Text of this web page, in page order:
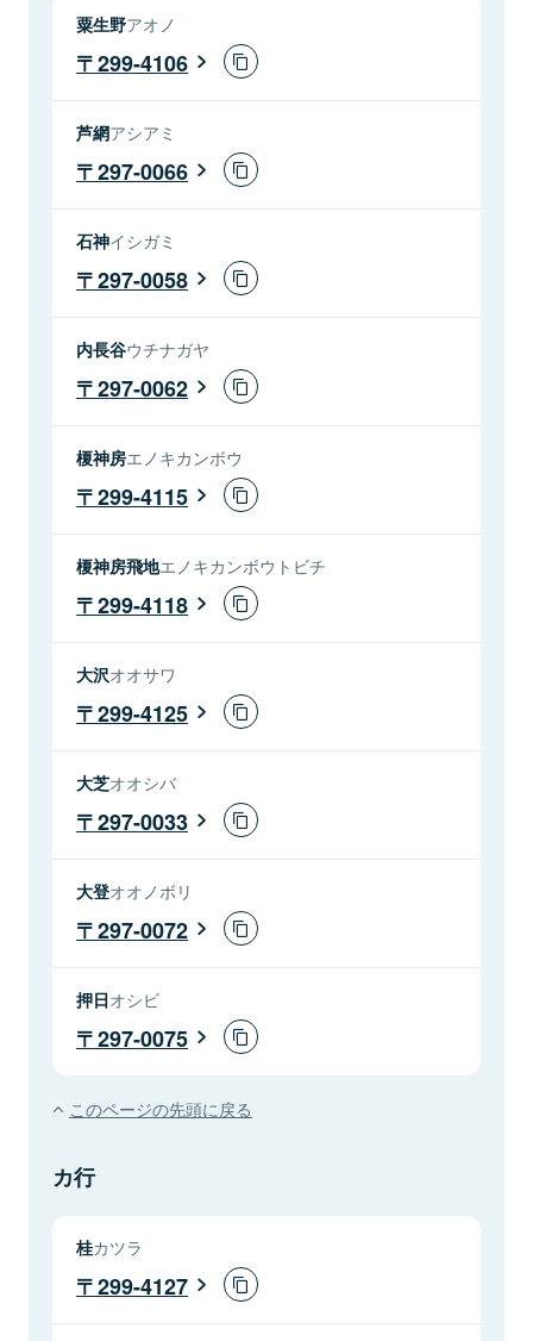
粟生野アオノ
299-4106
芦網アシアミ
297-0066
石神イシガミ
297-0058
内長谷ウチナガヤ
297-0062
榎神房エノキカンボウ
299-4115
榎神房飛地エノキカンボウトビチ
299-4118
大沢オオサワ
299-4125
大芝オオシバ
297-0033
大登オオノボリ
297-0072
押日オシビ
297-0075
このページの先頭に戻る
カ行
桂カツラ
299-4127